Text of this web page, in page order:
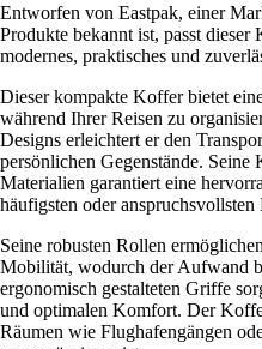
Entworfen von Eastpak, einer
Produkte bekannt ist, passt
modernes, praktisches und
Dieser kompakte Koffer bietet
während Ihrer Reisen zu
Designs erleichtert er den
persönlichen Gegenstände. Seine
Materialien garantiert eine
häufigsten oder anspruchsvollsten
Seine robusten Rollen
Mobilität, wodurch der Aufwand
ergonomisch gestalteten Griffe
und optimalen Komfort. Der
Räumen wie Flughafengängen